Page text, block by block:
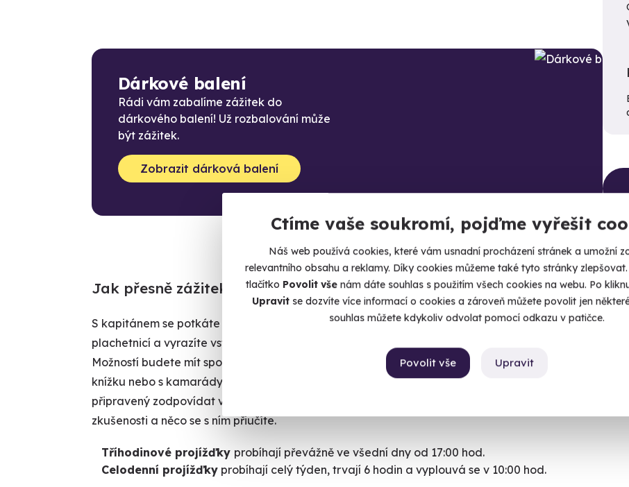
Ctíme vaše soukromí, pojďme vyřešit
Náš web používá cookies, které vám usnadní procházení stránek a umožní
relevantního obsahu a reklamy. Díky cookies můžeme také tyto stránky
tlačítko Povolit vše nám dáte souhlas s použitím všech cookies na webu. Po
Upravitse dozvíte více informací o cookies a zároveň můžete povolit jen
souhlas můžete kdykoliv odvolat pomocí odkazu v patičce.
Upravit
Povolit vše
Dárkové balení
Rádi vám zabalíme zážitek do
dárkového balení! Už rozbalování může
být zážitek.
Zobrazit dárková balení
Jak přesně zážitek probíhá
S kapitánem se potkáte v areálu Mariny Lipno. Přivítá vás sklenkou dobrého pití, seznámí vás s
plachetnicí a vyrazíte vstříc dobrodružství nebo relaxu - záleží na vás, jak tento výlet pojmete.
Možností budete mít spoustu - opalovat se na palubě, popíjet oblíbené pití, číst oblíbenou
knížku nebo s kamarády skákat šipky (případně placáky). Kapitán bude celou dobu
připravený zodpovídat všechny vaše otázky, je tedy možné, že pochytíte i nějaké jachtařské
zkušenosti a něco se s ním přiučíte.
Tříhodinové projížďky probíhají převážně ve všední dny od 17:00 hod.
Celodenní projížďkyprobíhají celý týden, trvají 6 hodin a vyplouvá se v 10:00 hod.